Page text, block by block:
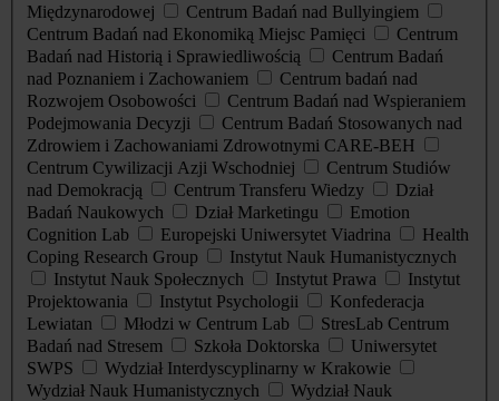
Międzynarodowej
Centrum Badań nad Bullyingiem
Centrum Badań nad Ekonomiką Miejsc Pamięci
Centrum
Badań nad Historią i Sprawiedliwością
Centrum Badań
nad Poznaniem i Zachowaniem
Centrum badań nad
Rozwojem Osobowości
Centrum Badań nad Wspieraniem
Podejmowania Decyzji
Centrum Badań Stosowanych nad
Zdrowiem i Zachowaniami Zdrowotnymi CARE-BEH
Centrum Cywilizacji Azji Wschodniej
Centrum Studiów
nad Demokracją
Centrum Transferu Wiedzy
Dział
Badań Naukowych
Dział Marketingu
Emotion
Cognition Lab
Europejski Uniwersytet Viadrina
Health
Coping Research Group
Instytut Nauk Humanistycznych
Instytut Nauk Społecznych
Instytut Prawa
Instytut
Projektowania
Instytut Psychologii
Konfederacja
Lewiatan
Młodzi w Centrum Lab
StresLab Centrum
Badań nad Stresem
Szkoła Doktorska
Uniwersytet
SWPS
Wydział Interdyscyplinarny w Krakowie
Wydział Nauk Humanistycznych
Wydział Nauk